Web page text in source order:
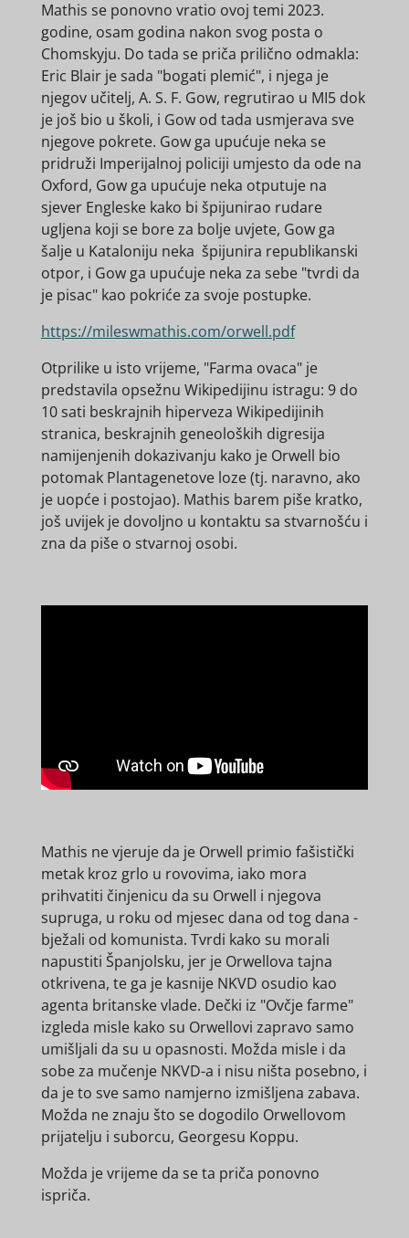
Mathis se ponovno vratio ovoj temi 2023.
godine, osam godina nakon svog posta o
Chomskyju. Do tada se priča prilično odmakla:
Eric Blair je sada "bogati plemić", i njega je
njegov učitelj, A. S. F. Gow, regrutirao u MI5 dok
je još bio u školi, i Gow od tada usmjerava sve
njegove pokrete. Gow ga upućuje neka se
pridruži Imperijalnoj policiji umjesto da ode na
Oxford, Gow ga upućuje neka otputuje na
sjever Engleske kako bi špijunirao rudare
ugljena koji se bore za bolje uvjete, Gow ga
šalje u Kataloniju neka špijunira republikanski
otpor, i Gow ga upućuje neka za sebe "tvrdi da
je pisac" kao pokriće za svoje postupke.
https://mileswmathis.com/orwell.pdf
Otprilike u isto vrijeme, "Farma ovaca" je
predstavila opsežnu Wikipedijinu istragu: 9 do
10 sati beskrajnih hiperveza Wikipedijinih
stranica, beskrajnih geneoloških digresija
namijenjenih dokazivanju kako je Orwell bio
potomak Plantagenetove loze (tj. naravno, ako
je uopće i postojao). Mathis barem piše kratko,
još uvijek je dovoljno u kontaktu sa stvarnošću i
zna da piše o stvarnoj osobi.
Mathis ne vjeruje da je Orwell primio fašistički
metak kroz grlo u rovovima, iako mora
prihvatiti činjenicu da su Orwell i njegova
supruga, u roku od mjesec dana od tog dana -
bježali od komunista. Tvrdi kako su morali
napustiti Španjolsku, jer je Orwellova tajna
otkrivena, te ga je kasnije NKVD osudio kao
agenta britanske vlade. Dečki iz "Ovčje farme"
izgleda misle kako su Orwellovi zapravo samo
umišljali da su u opasnosti. Možda misle i da
sobe za mučenje NKVD-a i nisu ništa posebno, i
da je to sve samo namjerno izmišljena zabava.
Možda ne znaju što se dogodilo Orwellovom
prijatelju i suborcu, Georgesu Koppu.
Možda je vrijeme da se ta priča ponovno
ispriča.